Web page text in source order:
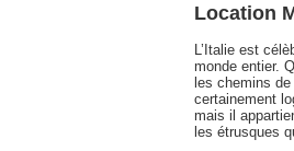
Location
L’Italie est
monde entier.
les chemins
certainement
mais il
les étrusques